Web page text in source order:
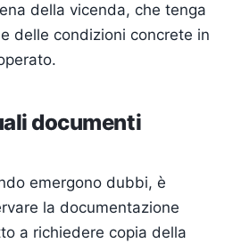
della vicenda, che tenga
delle condizioni concrete in
documenti
emergono dubbi, è
la documentazione
a richiedere copia della